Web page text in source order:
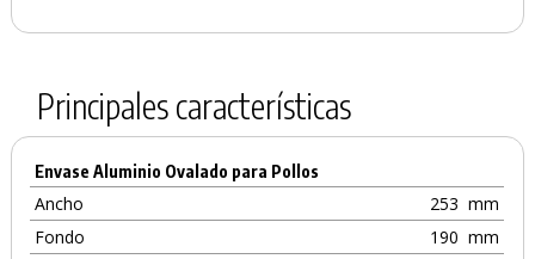
Principales características
Envase Aluminio Ovalado para Pollos
Ancho 253 mm
Fondo
190 mm